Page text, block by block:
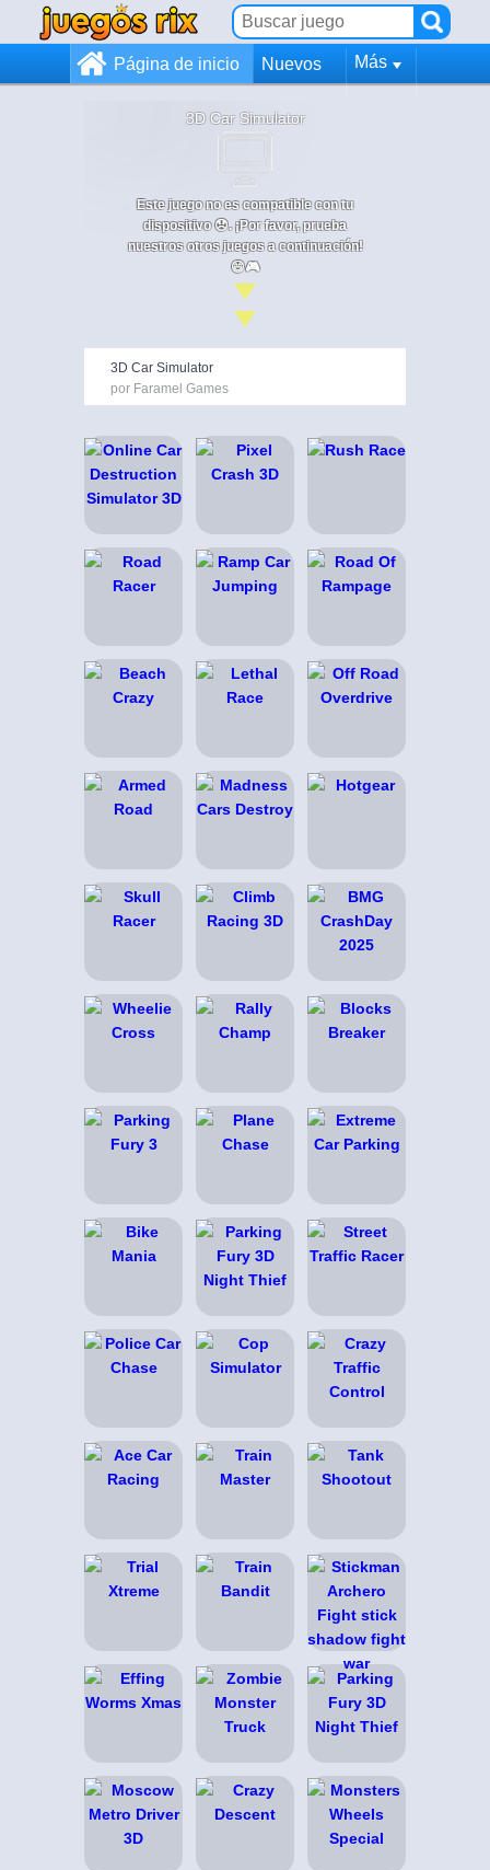
Página de inicio Nuevos Más
3D Car Simulator
Este juego no es compatible con tu
dispositivo 😞. ¡Por favor, prueba
nuestros otros juegos a continuación!
😄🎮
3D Car Simulator
por Faramel Games